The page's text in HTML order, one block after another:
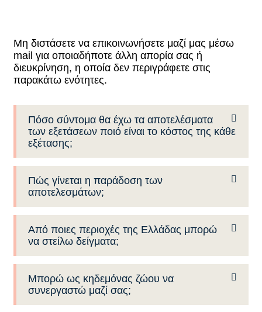
Μη διστάσετε να επικοινωνήσετε μαζί μας μέσω
mail για οποιαδήποτε άλλη απορία σας ή
διευκρίνηση, η οποία δεν περιγράφετε στις
παρακάτω ενότητες.
Πόσο σύντομα θα έχω τα αποτελέσματα
των εξετάσεων ποιό είναι το κόστος της κάθε
εξέτασης;
Πώς γίνεται η παράδοση των
αποτελεσμάτων;
Από ποιες περιοχές της Ελλάδας μπορώ
να στείλω δείγματα;
Μπορώ ως κηδεμόνας ζώου να
συνεργαστώ μαζί σας;